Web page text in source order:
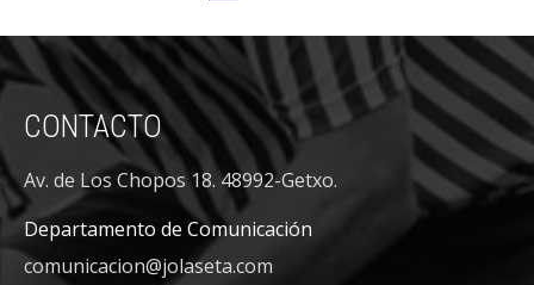
CONTACTO
Av. de Los Chopos 18. 48992-Getxo.
Departamento de Comunicación
comunicacion@jolaseta.com